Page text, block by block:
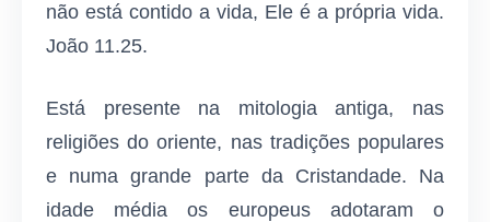
não está contido a vida, Ele é a própria vida.
João 11.25.
Está presente na mitologia antiga, nas
religiões do oriente, nas tradições populares
e numa grande parte da Cristandade. Na
idade média os europeus adotaram o